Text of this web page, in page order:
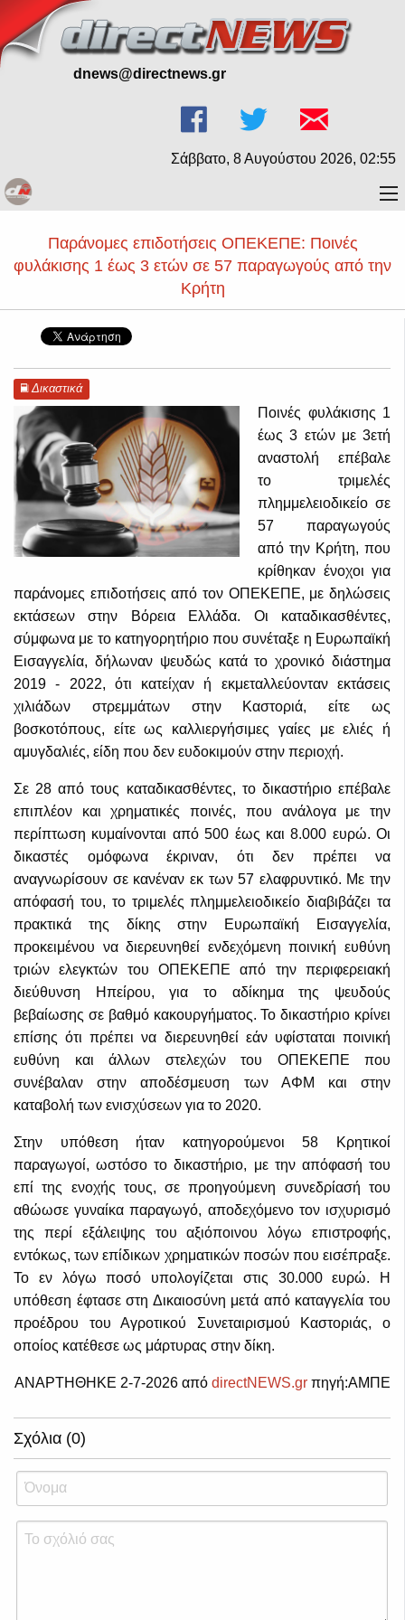
dnews@directnews.gr
Σάββατο, 8 Αυγούστου 2026, 02:55
Παράνομες επιδοτήσεις ΟΠΕΚΕΠΕ: Ποινές
φυλάκισης 1 έως 3 ετών σε 57 παραγωγούς από την
Κρήτη
Δικαστικά
Ποινές φυλάκισης 1
έως 3 ετών με 3ετή
αναστολή επέβαλε
το τριμελές
πλημμελειοδικείο σε
57 παραγωγούς
από την Κρήτη, που
κρίθηκαν ένοχοι για
παράνομες επιδοτήσεις από τον ΟΠΕΚΕΠΕ, με δηλώσεις
εκτάσεων στην Βόρεια Ελλάδα. Οι καταδικασθέντες,
σύμφωνα με το κατηγορητήριο που συνέταξε η Ευρωπαϊκή
Εισαγγελία, δήλωναν ψευδώς κατά το χρονικό διάστημα
2019 - 2022, ότι κατείχαν ή εκμεταλλεύονταν εκτάσεις
χιλιάδων στρεμμάτων στην Καστοριά, είτε ως
βοσκοτόπους, είτε ως καλλιεργήσιμες γαίες με ελιές ή
αμυγδαλιές, είδη που δεν ευδοκιμούν στην περιοχή.
Σε 28 από τους καταδικασθέντες, το δικαστήριο επέβαλε
επιπλέον και χρηματικές ποινές, που ανάλογα με την
περίπτωση κυμαίνονται από 500 έως και 8.000 ευρώ. Οι
δικαστές ομόφωνα έκριναν, ότι δεν πρέπει να
αναγνωρίσουν σε κανέναν εκ των 57 ελαφρυντικό. Με την
απόφασή του, το τριμελές πλημμελειοδικείο διαβιβάζει τα
πρακτικά της δίκης στην Ευρωπαϊκή Εισαγγελία,
προκειμένου να διερευνηθεί ενδεχόμενη ποινική ευθύνη
τριών ελεγκτών του ΟΠΕΚΕΠΕ από την περιφερειακή
διεύθυνση Ηπείρου, για το αδίκημα της ψευδούς
βεβαίωσης σε βαθμό κακουργήματος. Το δικαστήριο κρίνει
επίσης ότι πρέπει να διερευνηθεί εάν υφίσταται ποινική
ευθύνη και άλλων στελεχών του ΟΠΕΚΕΠΕ που
συνέβαλαν στην αποδέσμευση των ΑΦΜ και στην
καταβολή των ενισχύσεων για το 2020.
Στην υπόθεση ήταν κατηγορούμενοι 58 Κρητικοί
παραγωγοί, ωστόσο το δικαστήριο, με την απόφασή του
επί της ενοχής τους, σε προηγούμενη συνεδρίασή του
αθώωσε γυναίκα παραγωγό, αποδεχόμενο τον ισχυρισμό
της περί εξάλειψης του αξιόποινου λόγω επιστροφής,
εντόκως, των επίδικων χρηματικών ποσών που εισέπραξε.
Το εν λόγω ποσό υπολογίζεται στις 30.000 ευρώ. Η
υπόθεση έφτασε στη Δικαιοσύνη μετά από καταγγελία του
προέδρου του Αγροτικού Συνεταιρισμού Καστοριάς, ο
οποίος κατέθεσε ως μάρτυρας στην δίκη.
ΑΝΑΡΤΗΘΗΚΕ 2-7-2026 από directNEWS.gr πηγή:ΑΜΠΕ
Σχόλια (0)